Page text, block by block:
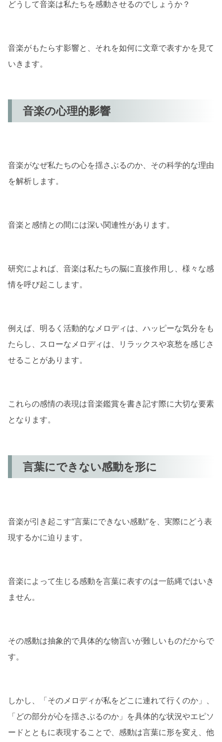
どうして音楽は私たちを感動させるのでしょうか？
音楽がもたらす影響と、それを如何に文章で表すかを見て
いきます。
音楽の心理的影響
音楽がなぜ私たちの心を揺さぶるのか、その科学的な理由
を解析します。
音楽と感情との間には深い関連性があります。
研究によれば、音楽は私たちの脳に直接作用し、様々な感
情を呼び起こします。
例えば、明るく活動的なメロディは、ハッピーな気分をも
たらし、スローなメロディは、リラックスや哀愁を感じさ
せることがあります。
これらの感情の表現は音楽鑑賞を書き記す際に大切な要素
となります。
言葉にできない感動を形に
音楽が引き起こす“言葉にできない感動”を、実際にどう表
現するかに迫ります。
音楽によって生じる感動を言葉に表すのは一筋縄ではいき
ません。
その感動は抽象的で具体的な物言いが難しいものだからで
す。
しかし、「そのメロディが私をどこに連れて行くのか」、
「どの部分が心を揺さぶるのか」を具体的な状況やエピソ
ードとともに表現することで、感動は言葉に形を変え、他